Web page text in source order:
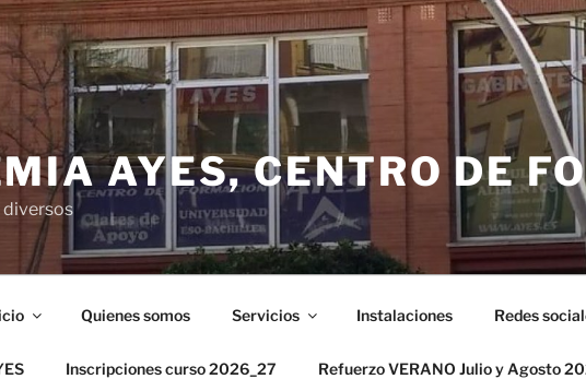
AYES, CENTRO DE
diversos
Quienes somos Servicios Instalaciones Redes
Inscripciones curso 2026_27 Refuerzo VERANO Julio y Agosto